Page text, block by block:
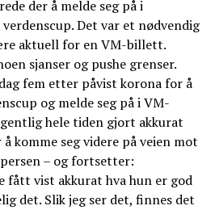
der å melde seg på i
Det var et nødvendig
aktuell for en VM-billett.
sjanser og pushe grenser.
fem etter påvist korona for å
og melde seg på i VM-
hele tiden gjort akkurat
komme seg videre på veien mot
– og fortsetter:
fått vist akkurat hva hun er god
det. Slik jeg ser det, finnes det